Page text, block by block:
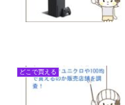
どこで買える